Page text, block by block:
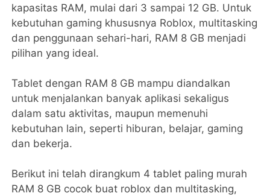
kapasitas RAM, mulai dari 3 sampai 12 GB. Untuk
kebutuhan gaming khususnya Roblox, multitasking
dan penggunaan sehari-hari, RAM 8 GB menjadi
pilihan yang ideal.
Tablet dengan RAM 8 GB mampu diandalkan
untuk menjalankan banyak aplikasi sekaligus
dalam satu aktivitas, maupun memenuhi
kebutuhan lain, seperti hiburan, belajar, gaming
dan bekerja.
Berikut ini telah dirangkum 4 tablet paling murah
RAM 8 GB cocok buat roblox dan multitasking,